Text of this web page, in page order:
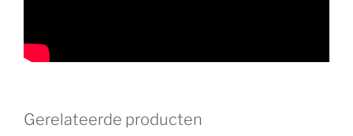
Gerelateerde producten